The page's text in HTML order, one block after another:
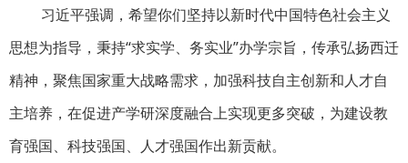
习近平强调，希望你们坚持以新时代中国特色社会主义
思想为指导，秉持“求实学、务实业”办学宗旨，传承弘扬西迁
精神，聚焦国家重大战略需求，加强科技自主创新和人才自
主培养，在促进产学研深度融合上实现更多突破，为建设教
育强国、科技强国、人才强国作出新贡献。